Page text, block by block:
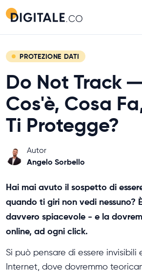
PROTEZIONE DATI
Do Not Track
Cos'è, Cosa
Ti Protegge?
Autor
Angelo Sorbello
Hai mai avuto il sospetto di
quando ti giri non vedi nessuno?
davvero spiacevole - e la
online, ad ogni click.
Si può pensare di essere invisibili
Internet, dove dovremmo